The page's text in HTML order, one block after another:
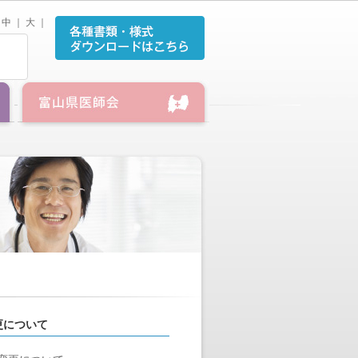
中 大
について